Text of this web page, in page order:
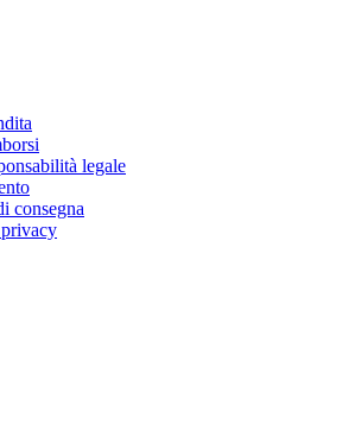
legale
consegna